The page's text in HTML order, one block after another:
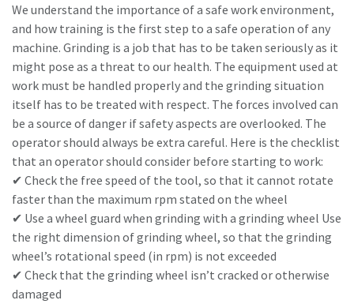
¿Ha llegado el momento de calibrar?
Asegure su calidad y reduzca los defectos mediante la
calibración de herramientas y la calibración acreditada de
garantía de calidad.​
Calibre ahora sus herramientas correctamente.
Momentum Talks
Descubra las charlas inspiradoras y atractivas de Atlas
Copco
We understand the importance of a safe work environment,
and how training is the first step to a safe operation of any
machine. Grinding is a job that has to be taken seriously as it
might pose as a threat to our health. The equipment used at
work must be handled properly and the grinding situation
itself has to be treated with respect. The forces involved can
be a source of danger if safety aspects are overlooked. The
operator should always be extra careful. Here is the checklist
that an operator should consider before starting to work:
✔ Check the free speed of the tool, so that it cannot rotate
faster than the maximum rpm stated on the wheel
✔ Use a wheel guard when grinding with a grinding wheel Use
the right dimension of grinding wheel, so that the grinding
wheel’s rotational speed (in rpm) is not exceeded
✔ Check that the grinding wheel isn’t cracked or otherwise
damaged